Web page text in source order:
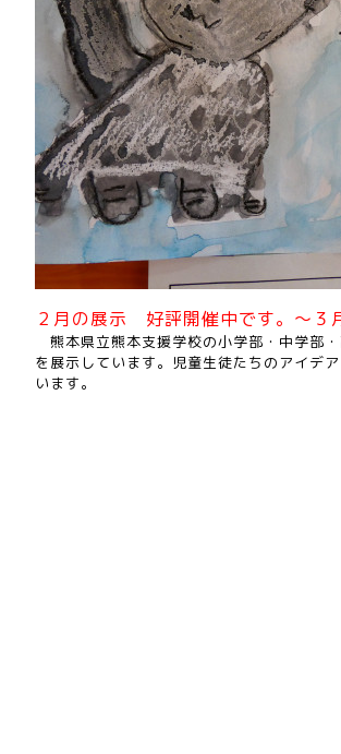
２月の展示 好評開催中です。〜３
熊本県立熊本支援学校の小学部・中学部
を展示しています。児童生徒たちのアイデ
います。